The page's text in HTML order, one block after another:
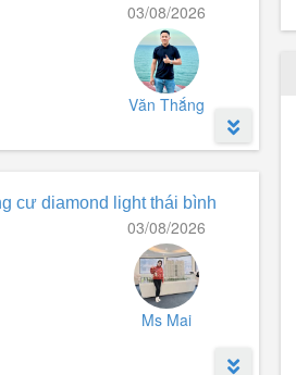
đến khi nhận ...
03/08/2026
Văn Thắng
cư diamond light thái bình
03/08/2026
Ms Mai